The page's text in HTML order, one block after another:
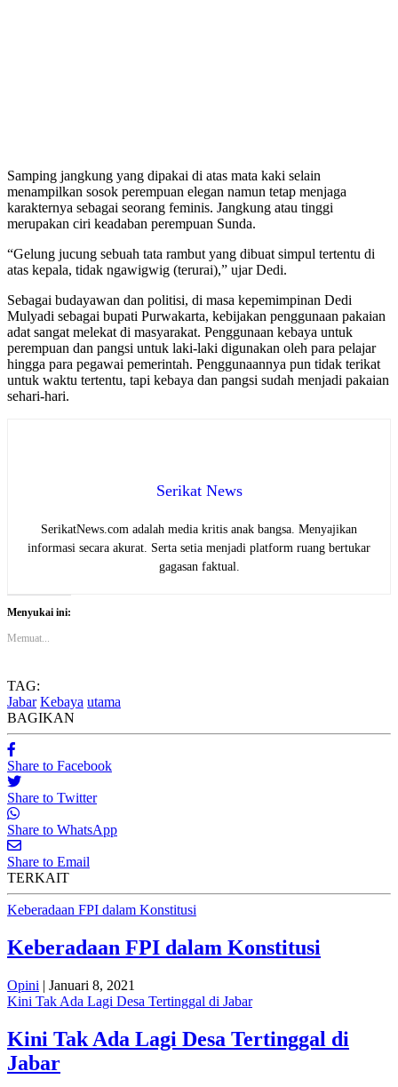
Samping jangkung yang dipakai di atas mata kaki selain
menampilkan sosok perempuan elegan namun tetap menjaga
karakternya sebagai seorang feminis. Jangkung atau tinggi
merupakan ciri keadaban perempuan Sunda.
“Gelung jucung sebuah tata rambut yang dibuat simpul tertentu di
atas kepala, tidak ngawigwig (terurai),” ujar Dedi.
Sebagai budayawan dan politisi, di masa kepemimpinan Dedi
Mulyadi sebagai bupati Purwakarta, kebijakan penggunaan pakaian
adat sangat melekat di masyarakat. Penggunaan kebaya untuk
perempuan dan pangsi untuk laki-laki digunakan oleh para pelajar
hingga para pegawai pemerintah. Penggunaannya pun tidak terikat
untuk waktu tertentu, tapi kebaya dan pangsi sudah menjadi pakaian
sehari-hari.
Serikat News
SerikatNews.com adalah media kritis anak bangsa. Menyajikan
informasi secara akurat. Serta setia menjadi platform ruang bertukar
gagasan faktual.
Menyukai ini:
Memuat...
TAG:
Jabar Kebaya utama
BAGIKAN
Share to Facebook
Share to Twitter
Share to WhatsApp
Share to Email
TERKAIT
Keberadaan FPI dalam Konstitusi
Keberadaan FPI dalam Konstitusi
Opini | Januari 8, 2021
Kini Tak Ada Lagi Desa Tertinggal di Jabar
Kini Tak Ada Lagi Desa Tertinggal di
Jabar